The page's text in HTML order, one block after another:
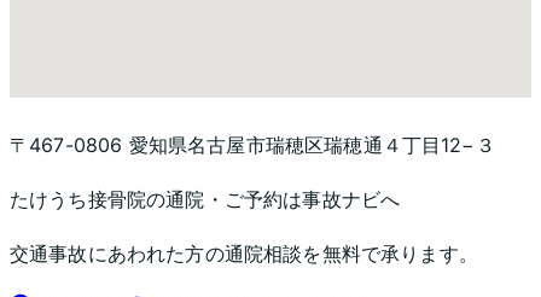
〒467-0806 愛知県名古屋市瑞穂区瑞穂通４丁目12−３
たけうち接骨院の通院・ご予約は事故ナビへ
交通事故にあわれた方の通院相談を無料で承ります。